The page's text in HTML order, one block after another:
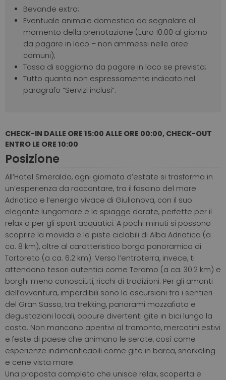
Bevande extra;
Eventuale animale domestico da segnalare al
momento della prenotazione (Euro 10.00 al giorno
da pagare in loco – non ammessi nelle aree
comuni);
Tassa di soggiorno da pagare in loco se prevista;
Tutto quanto non espressamente indicato nel
paragrafo “Servizi inclusi”.
CHECK-IN DALLE ORE 15:00 ALLE ORE 00:00, CHECK-OUT
ENTRO LE ORE 10:00
Posizione
All’Hotel Smeraldo, ogni giornata d’estate si trasforma in
un’esperienza da raccontare, tra il fascino del mare
Adriatico e l’energia vivace di Giulianova, con il suo
elegante lungomare e le spiagge dorate, perfette per il
relax o per gli sport acquatici. A pochi minuti si possono
scoprire la movida e le piste ciclabili di Alba Adriatica (a
ca. 8 km), oltre al caratteristico borgo panoramico di
Tortoreto (a ca. 6.2 km). Verso l’entroterra, invece, ti
attendono tesori autentici come Teramo (a ca. 30.2 km) e
borghi meno conosciuti, ricchi di tradizioni. Per gli amanti
dell’avventura, imperdibili sono le escursioni tra i sentieri
del Gran Sasso, tra trekking, panorami mozzafiato e
degustazioni locali, oppure divertenti gite in bici lungo la
costa. Non mancano aperitivi al tramonto, mercatini estivi
e feste di paese che animano le serate, così come
esperienze indimenticabili come gite in barca, snorkeling
e cene vista mare.
Una proposta completa che unisce relax, scoperta e